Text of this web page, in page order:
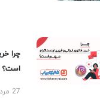
چرا
است؟
27 مرداد 1404